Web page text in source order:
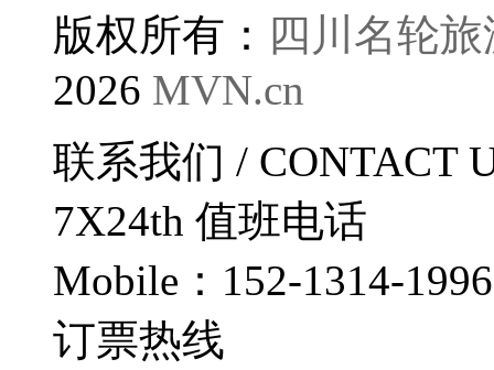
版权所有： 四川名轮
2026 MVN.cn
联系我们 / CONTACT
7X24th 值班电话
Mobile：152-1314-1996
订票热线